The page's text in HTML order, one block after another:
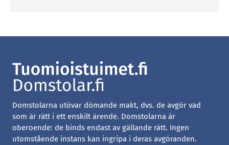
Domstolarna utövar dömande makt, dvs. de avgör vad
som är rätt i ett enskilt ärende. Domstolarna är
oberoende: de binds endast av gällande rätt. Ingen
utomstående instans kan ingripa i deras avgöranden.